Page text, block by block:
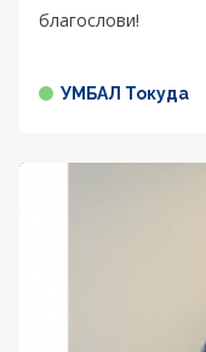
благослови!
УМБАЛ Токуда